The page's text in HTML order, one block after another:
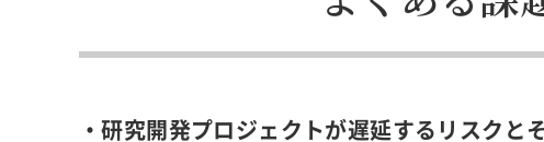
・研究開発プロジェクトが遅延するリスクと